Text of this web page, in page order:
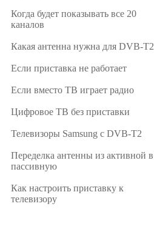
Когда будет показывать все 20
каналов
Какая антенна нужна для DVB-T2
Если приставка не работает
Если вместо ТВ играет радио
Цифровое ТВ без приставки
Телевизоры Samsung с DVB-T2
Переделка антенны из активной в
пассивную
Как настроить приставку к
телевизору